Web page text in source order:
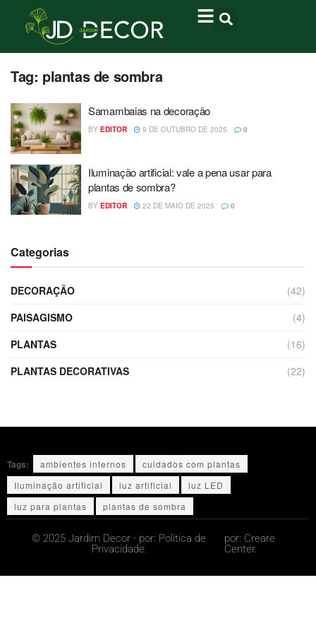
Tag: plantas de sombra
Samambaias na decoração
BY EDITOR 9 DE OUTUBRO DE 2025 0
Iluminação artificial: vale a pena usar para
plantas de sombra?
BY EDITOR 22 DE MAIO DE 2025 0
Categorias
DECORAÇÃO
(42)
PAISAGISMO
(4)
PLANTAS
(16)
PLANTAS DECORATIVAS
(22)
Tags: ambientes internos
cuidados com plantas
Iluminação artificial
luz artificial
luz LED
luz para plantas
plantas de sombra
© 2025 Jardim Decor - por: Política de
Privacidade.
por: Creare
Center.